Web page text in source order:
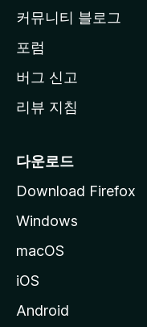
이
동
커뮤니티 블로그
포럼
버그 신고
리뷰 지침
다운로드
Download Firefox
Windows
macOS
iOS
Android